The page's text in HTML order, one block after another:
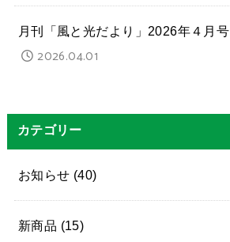
月刊「風と光だより」2026年４月号
2026.04.01
カテゴリー
お知らせ (40)
新商品 (15)